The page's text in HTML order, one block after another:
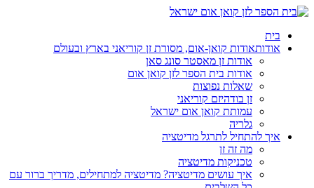
בית
אודותאודות קואן-אום, מסורת זן קוריאני בארץ ובעולם
אודות זן מאסטר סונג סאן
אודות בית הספר לזן קואן אום
שאלות נפוצות
זן בודהיזם קוריאני
עמותת קואן אום ישראל
גלריה
איך להתחיל לתרגל מדיטציה
מה זה זן
טכניקות מדיטציה
איך עושים מדיטציה? מדיטציה למתחילים, מדריך ברור עם